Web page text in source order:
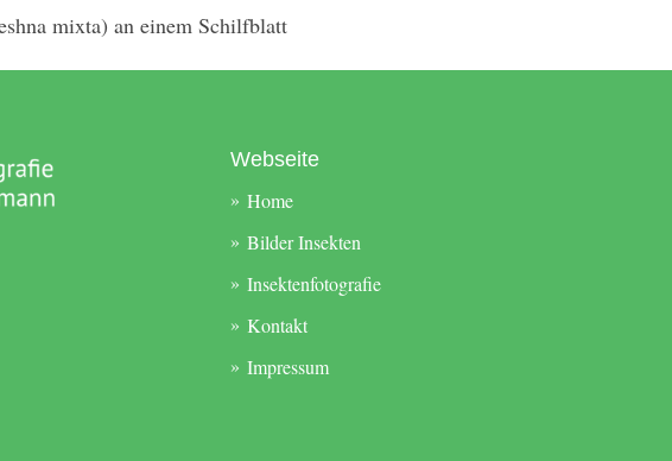
mixta) an einem Schilfblatt
Webseite
Home
Bilder Insekten
Insektenfotografie
Kontakt
Impressum